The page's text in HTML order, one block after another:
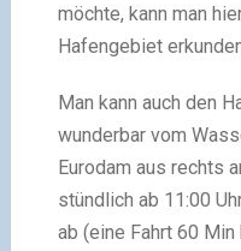
möchte, kann man
Hafengebiet
Man kann auch den
wunderbar vom
Eurodam aus rechts
stündlich ab 11:00
ab (eine Fahrt 60